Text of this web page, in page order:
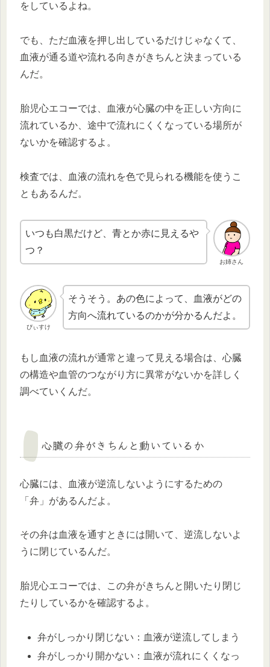
をしているよね。
でも、ただ血液を押し出しているだけじゃなくて、
血液が通る道や流れる向きがきちんと決まっている
んだ。
胎児心エコーでは、血液が心臓の中を正しい方向に
流れているか、途中で流れにくくなっている場所が
ないかを確認するよ。
検査では、血液の流れを色で見られる機能を使うこ
ともあるんだ。
お姉さん
いつも白黒だけど、青とか赤に見えるや
つ？
ぴぃすけ
そうそう。あの色によって、血液がどの
方向へ流れているのかが分かるんだよ。
もし血液の流れが通常と違って見える場合は、心臓
の構造や血管のつながり方に異常がないかを詳しく
調べていくんだ。
心臓の弁がきちんと動いているか
心臓には、血液が逆流しないようにするための
「弁」があるんだよ。
その弁は血液を通すときには開いて、逆流しないよ
うに閉じているんだ。
胎児心エコーでは、この弁がきちんと開いたり閉じ
たりしているかを確認するよ。
弁がしっかり閉じない：血液が逆流してしまう
弁がしっかり開かない：血液が流れにくくなっ